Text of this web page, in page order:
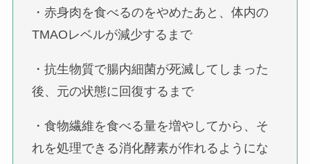
・赤身肉を食べるのをやめたあと、体内の
TMAOレベルが減少するまで
・抗生物質で腸内細菌が死滅してしまった
後、元の状態に回復するまで
・食物繊維を食べる量を増やしてから、そ
れを処理できる消化酵素が作れるようにな